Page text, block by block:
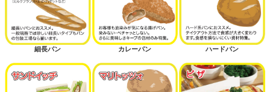
細長パン カレーパン ハードパン